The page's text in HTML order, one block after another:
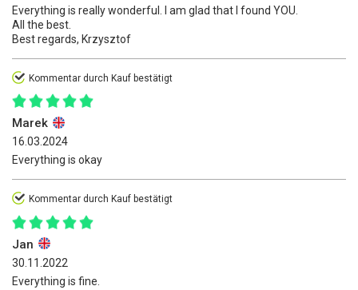
Everything is really wonderful. I am glad that I found YOU.
All the best.
Best regards, Krzysztof
Kommentar durch Kauf bestätigt
Marek
16.03.2024
Everything is okay
Kommentar durch Kauf bestätigt
Jan
30.11.2022
Everything is fine.